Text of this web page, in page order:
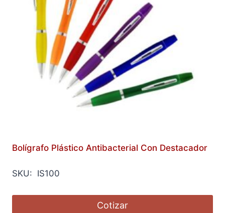
Bolígrafo Plástico Antibacterial Con Destacador
SKU: IS100
Cotizar